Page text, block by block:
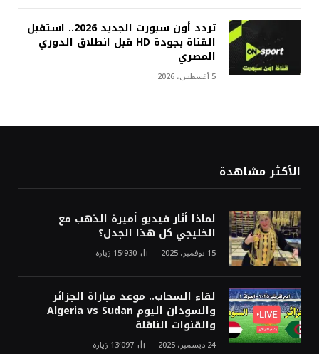
تردد أون سبورت الجديد 2026.. استقبل
القناة بجودة HD قبل انطلاق الدوري
المصري
5 أغسطس، 2026
الأكثر مشاهدة
لماذا أثار فيديو أميرة الذهب مع
الخليجي كل هذا الجدل؟
15 نوفمبر، 2025 15٬930 زيارة
لقاء السحاب.. موعد مباراة الجزائر
والسودان اليوم Algeria vs Sudan
والقنوات الناقلة
24 ديسمبر، 2025 13٬097 زيارة